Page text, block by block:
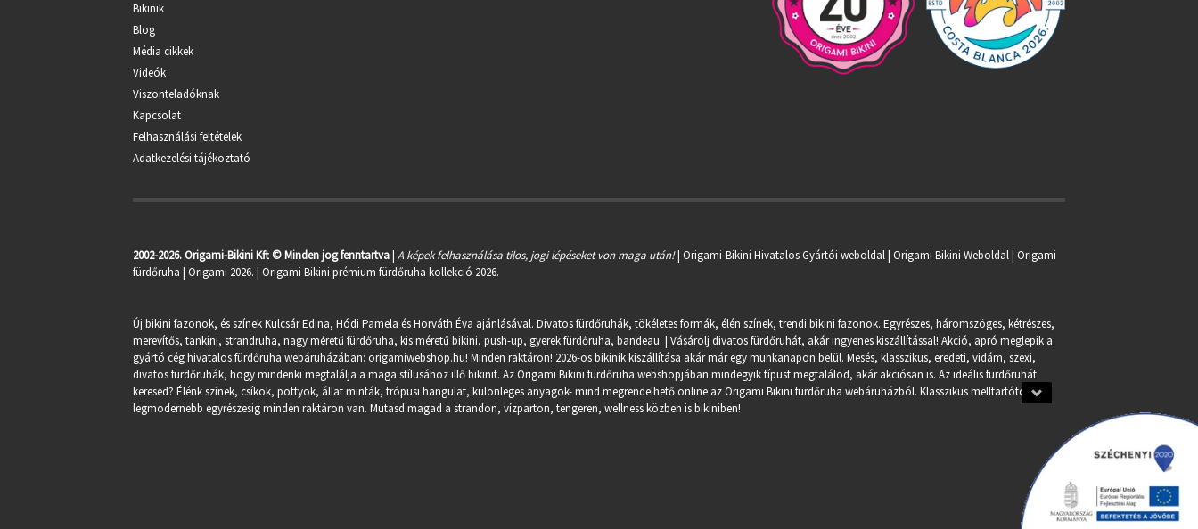
Bikinik
Blog
Média cikkek
Videók
Viszonteladóknak
Kapcsolat
Felhasználási feltételek
Adatkezelési tájékoztató
2002-2026. Origami-Bikini Kft © Minden jog fenntartva|A képek felhasználása tilos, jogi lépéseket von maga után!| Origami-Bikini Hivatalos Gyártói weboldal | Origami Bikini Weboldal |Origami
fürdőruha | Origami 2026. | Origami Bikini prémium fürdőruha kollekció 2026.
Új bikini fazonok, és színek Kulcsár Edina, Hódi Pamela és Horváth Éva ajánlásával. Divatos fürdőruhák, tökéletes formák, élén színek, trendi bikini fazonok. Egyrészes, háromszöges, kétrészes,
merevítős, tankini, strandruha, nagy méretű fürdőruha, kis méretű bikini, push-up, gyerek fürdőruha, bandeau. | Vásárolj divatos fürdőruhát, akár ingyenes kiszállítással! Akció, apró meglepik a
gyártó cég hivatalos fürdőruha webáruházában: origamiwebshop.hu! Minden raktáron! 2026-os bikinik kiszállítása akár már egy munkanapon belül. Mesés, klasszikus, eredeti, vidám, szexi,
divatos fürdőruhák, hogy mindenki megtalálja a maga stílusához illő bikinit. Az Origami Bikini fürdőruha webshopjában mindegyik típust megtalálod, akár akciósan is. Az ideális fürdőruhát
keresed? Élénk színek, csíkok, pöttyök, állat minták, trópusi hangulat, különleges anyagok- mind megrendelhető online az Origami Bikini fürdőruha webáruházból. Klasszikus melltartótól a
legmodernebb egyrészesig minden raktáron van. Mutasd magad a strandon, vízparton, tengeren, wellness közben is bikiniben!